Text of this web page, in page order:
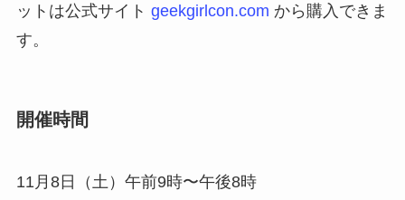
ットは公式サイト geekgirlcon.com から購入できま
す。
開催時間
11月8日（土）午前9時〜午後8時